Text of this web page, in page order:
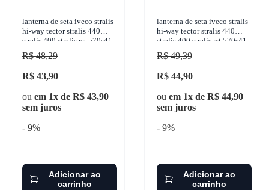
lanterna de seta iveco stralis
hi-way tector stralis 440
stralis 400 stralis rst 570s41
tb 2003-2012 gauer - ld-
1362
R$ 48,29
R$ 43,90
ou em 1x de R$ 43,90
sem juros
- 9%
Adicionar ao
carrinho
lanterna de seta iveco stralis
hi-way tector stralis 440
stralis 400 stralis rst 570s41
tb 2003-2012 gauer - le-
1361
R$ 49,39
R$ 44,90
ou em 1x de R$ 44,90
sem juros
- 9%
Adicionar ao
carrinho